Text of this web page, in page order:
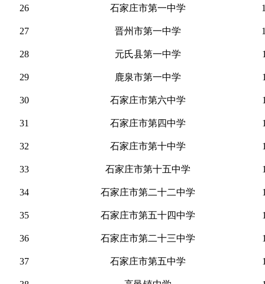
26 石家庄市第一中学
27 晋州市第一中学
28 元氏县第一中学
29 鹿泉市第一中学
30 石家庄市第六中学
31 石家庄市第四中学
32 石家庄市第十中学
33 石家庄市第十五中学
34 石家庄市第二十二中学
35 石家庄市第五十四中学
36 石家庄市第二十三中学
37 石家庄市第五中学